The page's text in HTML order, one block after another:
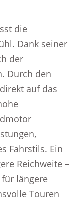
die
Dank seiner
der
Durch den
auf das
Fahrstils. Ein
Reichweite –
für längere
Touren